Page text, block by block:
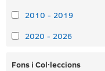
2010 - 2019
2020 - 2026
Fons i Col·leccions